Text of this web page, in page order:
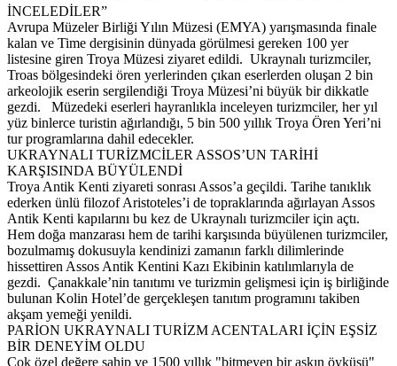
İNCELEDİLER”
Avrupa Müzeler Birliği Yılın Müzesi (EMYA) yarışmasında finale
kalan ve Time dergisinin dünyada görülmesi gereken 100 yer
listesine giren Troya Müzesi ziyaret edildi. Ukraynalı turizmciler,
Troas bölgesindeki ören yerlerinden çıkan eserlerden oluşan 2 bin
arkeolojik eserin sergilendiği Troya Müzesi’ni büyük bir dikkatle
gezdi. Müzedeki eserleri hayranlıkla inceleyen turizmciler, her yıl
yüz binlerce turistin ağırlandığı, 5 bin 500 yıllık Troya Ören Yeri’ni
tur programlarına dahil edecekler.
UKRAYNALI TURİZMCİLER ASSOS’UN TARİHİ
KARŞISINDA BÜYÜLENDİ
Troya Antik Kenti ziyareti sonrası Assos’a geçildi. Tarihe tanıklık
ederken ünlü filozof Aristoteles’i de topraklarında ağırlayan Assos
Antik Kenti kapılarını bu kez de Ukraynalı turizmciler için açtı.
Hem doğa manzarası hem de tarihi karşısında büyülenen turizmciler,
bozulmamış dokusuyla kendinizi zamanın farklı dilimlerinde
hissettiren Assos Antik Kentini Kazı Ekibinin katılımlarıyla de
gezdi. Çanakkale’nin tanıtımı ve turizmin gelişmesi için iş birliğinde
bulunan Kolin Hotel’de gerçekleşen tanıtım programını takiben
akşam yemeği yenildi.
PARİON UKRAYNALI TURİZM ACENTALARI İÇİN EŞSİZ
BİR DENEYİM OLDU
Çok özel değere sahip ve 1500 yıllık "bitmeyen bir aşkın öyküsü"